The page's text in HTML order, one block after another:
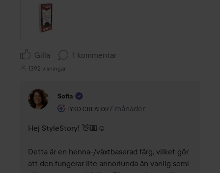
Gilla 1 kommentar
1392 visningar
Sofia
LYKO CREATOR
Användarens roll: Lyko Creator.
7 månader
Kommentaren lades 7 månader
Hej StyleStory! 👋🏼☺️
Detta är en henna-/växtbaserad färg, vilket gör
att den fungerar lite annorlunda än vanlig semi-